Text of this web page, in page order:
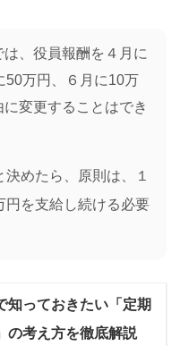
、役員報酬を４月に
50万円、６月に10万
に変更することはでき
めたら、原則は、１
円を支給し続ける必要
知っておきたい「定期
の考え方を徹底解説